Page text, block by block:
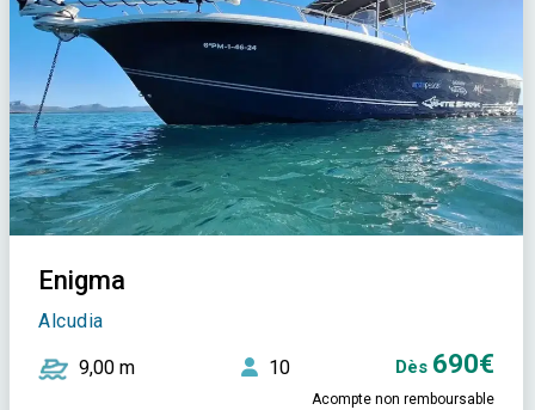
Enigma
Alcudia
9,00 m 10 Dès 690€
Acompte non remboursable